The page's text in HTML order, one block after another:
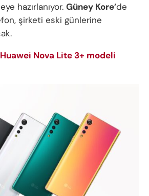
hazırlanıyor. Güney Kore’de
şirketi eski günlerine
Nova Lite 3+ modeli